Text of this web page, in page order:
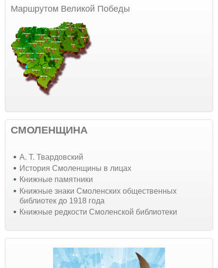
Маршрутом Великой Победы
СМОЛЕНЩИНА
А. Т. Твардовский
История Смоленщины в лицах
Книжные памятники
Книжные знаки Смоленских общественных
библиотек до 1918 года
Книжные редкости Смоленской библиотеки